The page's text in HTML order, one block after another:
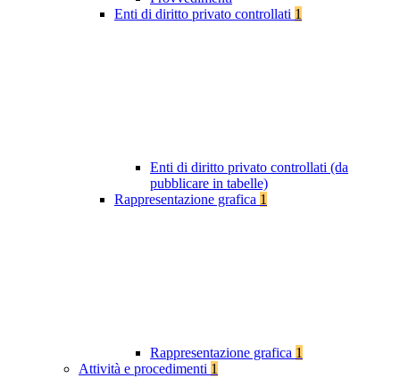
Enti di diritto privato controllati 1
Enti di diritto privato controllati (da
pubblicare in tabelle)
Rappresentazione grafica 1
Rappresentazione grafica 1
Attività e procedimenti 1